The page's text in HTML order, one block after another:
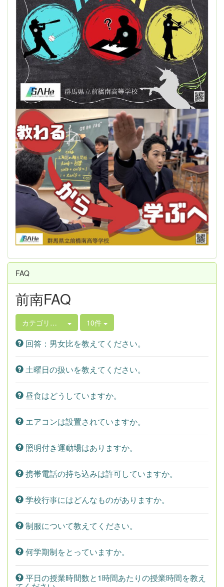
FAQ
前南FAQ
カテゴリ選択 10件
回答：男女比を教えてください。
土曜日の扱いを教えてください。
昼食はどうしていますか。
エアコンは設置されていますか。
照明付き運動場はありますか。
携帯電話の持ち込みは許可していますか。
学校行事にはどんなものがありますか。
制服について教えてください。
何学期制をとっていますか。
平日の授業時間数と1時間あたりの授業時間を教え